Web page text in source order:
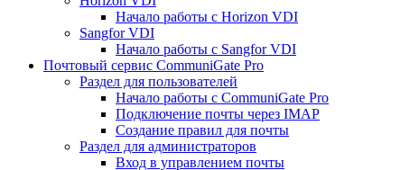
Начало работы с Horizon VDI
Sangfor VDI
Начало работы с Sangfor VDI
Почтовый сервис CommuniGate Pro
Раздел для пользователей
Начало работы с CommuniGate Pro
Подключение почты через IMAP
Создание правил для почты
Раздел для администраторов
Вход в управлением почты